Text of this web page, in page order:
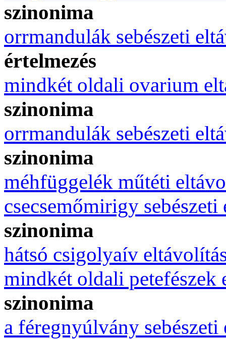
szinonima
orrmandulák sebészeti
értelmezés
mindkét oldali ovarium
szinonima
orrmandulák sebészeti
szinonima
méhfüggelék műtéti
csecsemőmirigy sebészeti
szinonima
hátsó csigolyaív
mindkét oldali petefészek
szinonima
a féregnyúlvány sebészeti